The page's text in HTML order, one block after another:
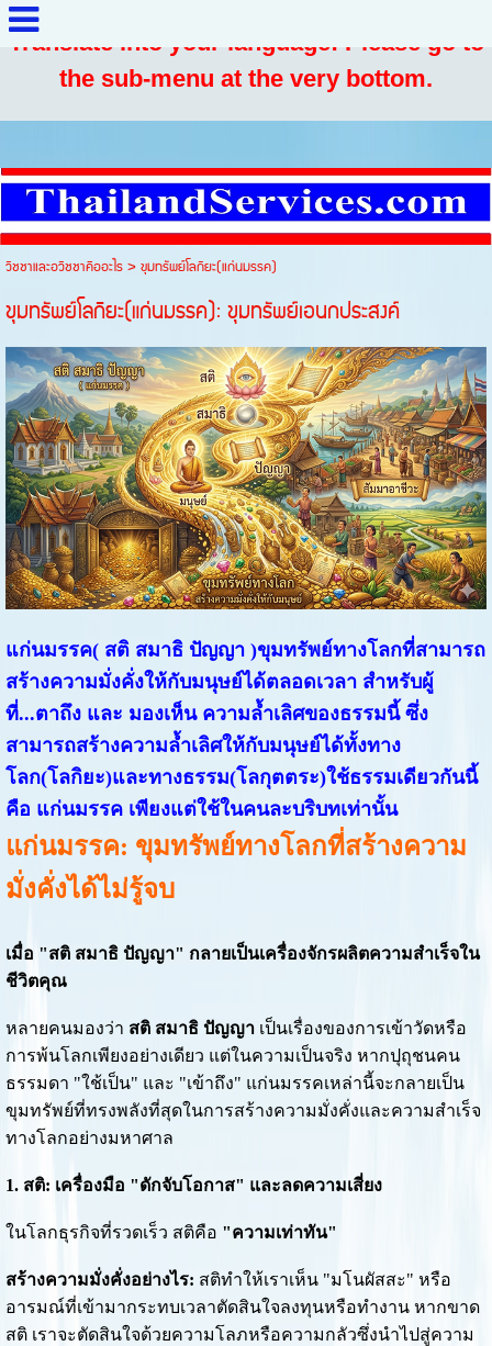
Translate into your language: Please go to
the sub-menu at the very bottom.
วิชชาและอวิชชาคืออะไร>ขุมทรัพย์โลกิยะ(แก่นมรรค)
ขุมทรัพย์โลกิยะ(แก่นมรรค): ขุมทรัพย์เอนกประสงค์
แก่นมรรค( สติ สมาธิ ปัญญา )ขุมทรัพย์ทางโลกที่สามารถ
สร้างความมั่งคั่งให้กับมนุษย์ได้ตลอดเวลา สำหรับผู้
ที่...ตาถึง และ มองเห็น ความล้ำเลิศของธรรมนี้ ซึ่ง
สามารถสร้างความล้ำเลิศให้กับมนุษย์ได้ทั้งทาง
โลก(โลกิยะ)และทางธรรม(โลกุตตระ)ใช้ธรรมเดียวกันนี้
คือ แก่นมรรค เพียงแต่ใช้ในคนละบริบทเท่านั้น
แก่นมรรค: ขุมทรัพย์ทางโลกที่สร้างความ
มั่งคั่งได้ไม่รู้จบ
เมื่อ "สติ สมาธิ ปัญญา" กลายเป็นเครื่องจักรผลิตความสำเร็จใน
ชีวิตคุณ
หลายคนมองว่า สติ สมาธิ ปัญญาเป็นเรื่องของการเข้าวัดหรือ
การพ้นโลกเพียงอย่างเดียว แต่ในความเป็นจริง หากปุถุชนคน
ธรรมดา "ใช้เป็น" และ "เข้าถึง" แก่นมรรคเหล่านี้จะกลายเป็น
ขุมทรัพย์ที่ทรงพลังที่สุดในการสร้างความมั่งคั่งและความสำเร็จ
ทางโลกอย่างมหาศาล
1. สติ: เครื่องมือ "ดักจับโอกาส" และลดความเสี่ยง
ในโลกธุรกิจที่รวดเร็ว สติคือ "ความเท่าทัน"
สร้างความมั่งคั่งอย่างไร: สติทำให้เราเห็น "มโนผัสสะ" หรือ
อารมณ์ที่เข้ามากระทบเวลาตัดสินใจลงทุนหรือทำงาน หากขาด
สติ เราจะตัดสินใจด้วยความโลภหรือความกลัวซึ่งนำไปสู่ความ